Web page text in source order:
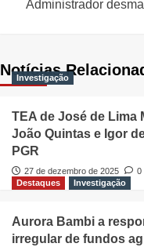
Administrador
Notícias
Investigação
TEA de José de Lima
João Quintas e Igor
PGR
27 de dezembro de 2025
0
Destaques
Investigação
Aurora Bambi a
irregular de fundos